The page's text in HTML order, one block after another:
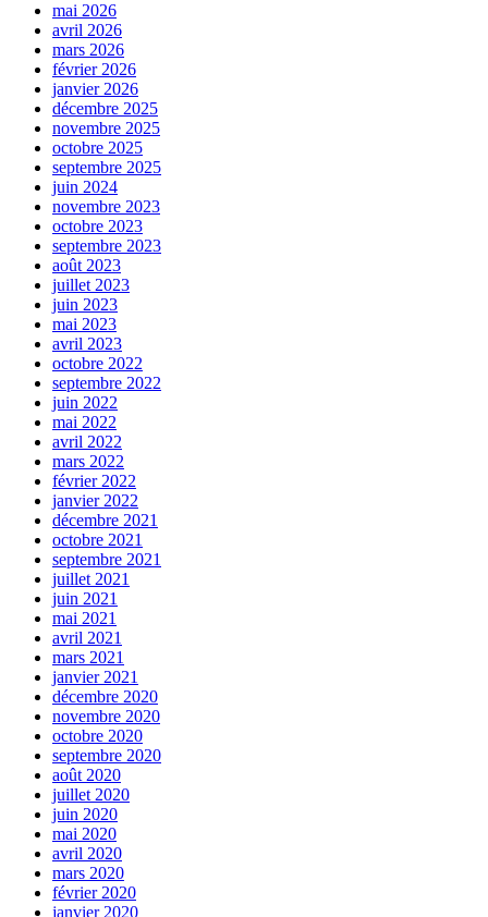
mai 2026
avril 2026
mars 2026
février 2026
janvier 2026
décembre 2025
novembre 2025
octobre 2025
septembre 2025
juin 2024
novembre 2023
octobre 2023
septembre 2023
août 2023
juillet 2023
juin 2023
mai 2023
avril 2023
octobre 2022
septembre 2022
juin 2022
mai 2022
avril 2022
mars 2022
février 2022
janvier 2022
décembre 2021
octobre 2021
septembre 2021
juillet 2021
juin 2021
mai 2021
avril 2021
mars 2021
janvier 2021
décembre 2020
novembre 2020
octobre 2020
septembre 2020
août 2020
juillet 2020
juin 2020
mai 2020
avril 2020
mars 2020
février 2020
janvier 2020